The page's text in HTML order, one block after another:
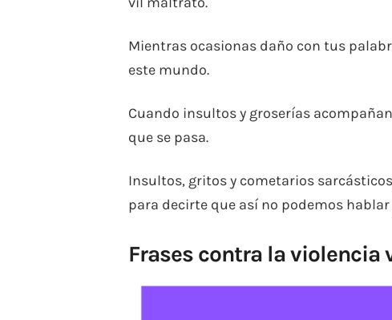
Mientras ocasionas daño con tus
este mundo.
Cuando insultos y groserías
que se pasa.
Insultos, gritos y cometarios
para decirte que así no podemos
Frases contra la violencia